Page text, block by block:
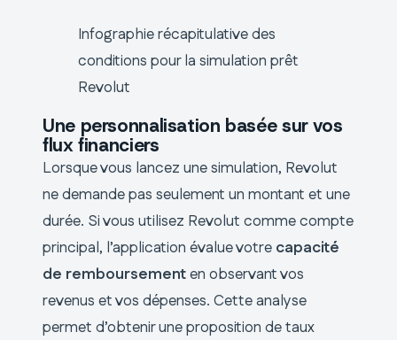
Infographie récapitulative des
conditions pour la simulation prêt
Revolut
Une personnalisation basée sur vos
flux financiers
Lorsque vous lancez une simulation, Revolut
ne demande pas seulement un montant et une
durée. Si vous utilisez Revolut comme compte
principal, l’application évalue votre capacité
de remboursementen observant vos
revenus et vos dépenses. Cette analyse
permet d’obtenir une proposition de taux